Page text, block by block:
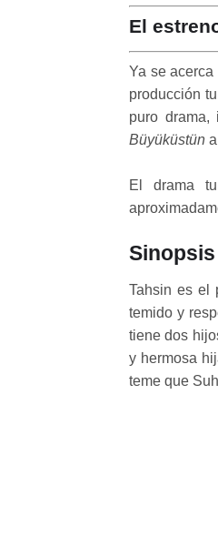
El
Ya se
producción
puro
Büyüküstün a
El drama
Sinopsis
Tahsin es el
temido y
tiene dos
y hermosa
teme que